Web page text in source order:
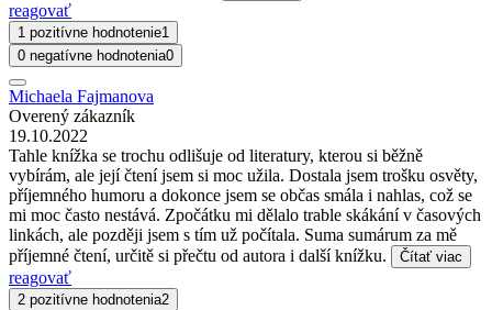
reagovať
1 pozitívne hodnotenie1
0 negatívne hodnotenia0
Michaela Fajmanova
Overený zákazník
19.10.2022
Tahle knížka se trochu odlišuje od literatury, kterou si běžně
vybírám, ale její čtení jsem si moc užila. Dostala jsem trošku osvěty,
příjemného humoru a dokonce jsem se občas smála i nahlas, což se
mi moc často nestává. Zpočátku mi dělalo trable skákání v časových
linkách, ale později jsem s tím už počítala. Suma sumárum za mě
příjemné čtení, určitě si přečtu od autora i další knížku.
Čítať viac
reagovať
2 pozitívne hodnotenia2